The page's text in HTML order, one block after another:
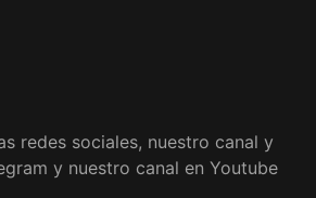
redes sociales, nuestro canal y
y nuestro canal en Youtube